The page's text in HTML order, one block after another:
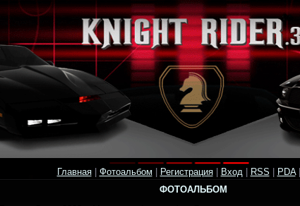
Главная| Фотоальбом Регистрация| Вход| RSS PDA|
ФОТОАЛЬБОМ